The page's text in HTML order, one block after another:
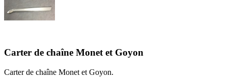
Carter de chaîne Monet et Goyon
Carter de chaîne Monet et Goyon.